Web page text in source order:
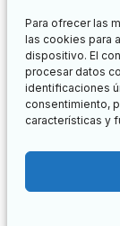
Para ofrecer las
las cookies para
dispositivo. El
procesar datos
identificaciones
consentimiento,
características y